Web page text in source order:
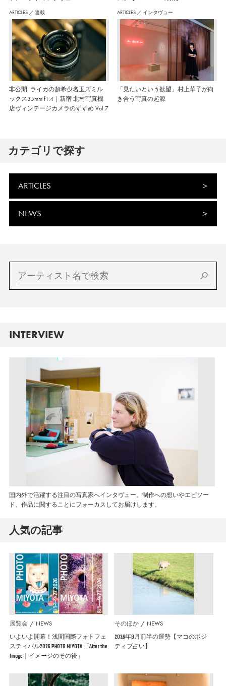
ARTICLES ／ 連載
非公開: ライカの超希少名玉ズミル
ックス35mm f1.4｜新宿 北村写真機
店ヴィンテージカメラのすすめ Vol.7
ARTICLES ／ インタヴュー
「見たいという欲望」村上華子が向
き合う写真の起源
カテゴリで探す
ARTICLES
NEWS
INTERVIEW
国内外で活躍する注目の写真家へインタヴュー。制作への想いやエピソー
ド、作品に関することにフォーカスしてお届けします。
人気の記事
展覧会 NEWS
いよいよ開幕！浅間国際フォトフェ
スティバル2026 PHOTO MIYOTA 「After the
Image｜イメージのその後」
そのほか NEWS
2026年8月前半の運勢【マコのポジ
ティブ占い】